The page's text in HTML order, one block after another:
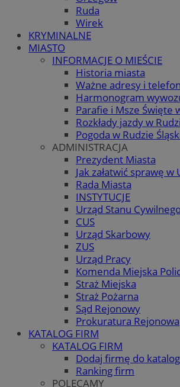
Ruda
Wirek
KRYMINALNE
MIASTO
INFORMACJE O MIEŚCIE
Historia miasta
Ważne adresy i
Harmonogram
Parafie i Msze Święte
Rozkłady jazdy w
Pogoda w Rudzie
ADMINISTRACJA
Prezydent Miasta
Jak załatwić sprawę
Rada Miasta
INSTYTUCJE
Urząd Stanu
CUS
Urząd Skarbowy
ZUS
Urząd Pracy
Komenda Miejska
Straż Miejska
Straż Pożarna
Sąd Rejonowy
Prokuratura Rejonowa
KATALOG FIRM
KATALOG FIRM
Dodaj firmę do
Ranking firm
POLECAMY